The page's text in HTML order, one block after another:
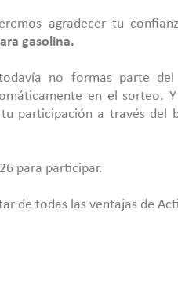
agradecer tu
gasolina.
no formas parte
en el sorteo.
participación a través del
para participar.
de todas las ventajas de